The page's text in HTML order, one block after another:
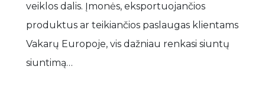
veiklos dalis. Įmonės, eksportuojančios
produktus ar teikiančios paslaugas klientams
Vakarų Europoje, vis dažniau renkasi siuntų
siuntimą…